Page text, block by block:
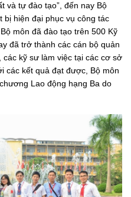
và tự đào tạo”, đến nay Bộ
bị hiện đại phục vụ công tác
môn đã đào tạo trên 500 Kỹ
đã trở thành các cán bộ quản
kỹ sư làm việc tại các cơ sở
các kết quả đạt được, Bộ môn
Lao động hạng Ba do